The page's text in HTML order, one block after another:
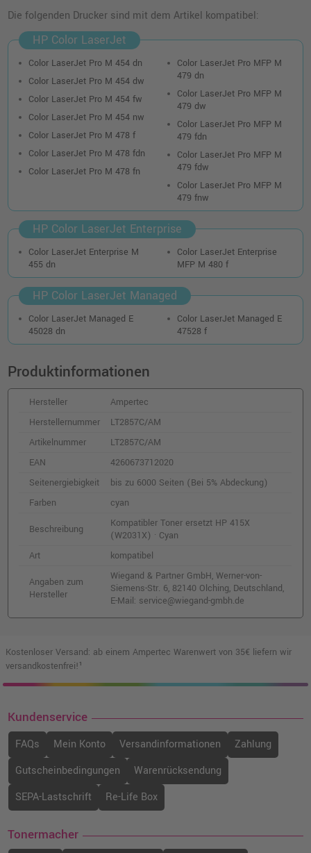
Die folgenden Drucker sind mit dem Artikel kompatibel:
HP Color LaserJet
Color LaserJet Pro M 454 dn
Color LaserJet Pro M 454 dw
Color LaserJet Pro M 454 fw
Color LaserJet Pro M 454 nw
Color LaserJet Pro M 478 f
Color LaserJet Pro M 478 fdn
Color LaserJet Pro M 478 fn
Color LaserJet Pro MFP M
479 dn
Color LaserJet Pro MFP M
479 dw
Color LaserJet Pro MFP M
479 fdn
Color LaserJet Pro MFP M
479 fdw
Color LaserJet Pro MFP M
479 fnw
HP Color LaserJet Enterprise
Color LaserJet Enterprise M
455 dn
Color LaserJet Enterprise
MFP M 480 f
HP Color LaserJet Managed
Color LaserJet Managed E
45028 dn
Color LaserJet Managed E
47528 f
Produktinformationen
Hersteller
Ampertec
Herstellernummer
LT2857C/AM
Artikelnummer
LT2857C/AM
EAN
4260673712020
Seitenergiebigkeit
bis zu 6000 Seiten (Bei 5% Abdeckung)
Farben
cyan
Beschreibung
Kompatibler Toner ersetzt HP 415X
(W2031X) · Cyan
Art
kompatibel
Angaben zum
Hersteller
Wiegand & Partner GmbH, Werner-von-
Siemens-Str. 6, 82140 Olching, Deutschland,
E-Mail: service@wiegand-gmbh.de
Kostenloser Versand: ab einem Ampertec Warenwert von 35€ liefern wir
versandkostenfrei!¹
Kundenservice
FAQs Mein Konto Versandinformationen
Zahlung
Gutscheinbedingungen
Warenrücksendung
SEPA-Lastschrift
Re-Life Box
Tonermacher